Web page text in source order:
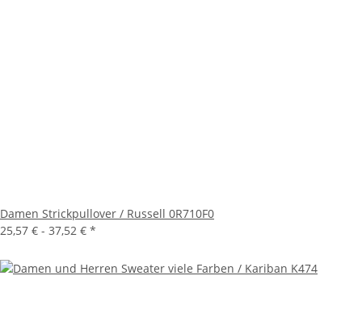
Damen Strickpullover / Russell 0R710F0
25,57 € - 37,52 € *